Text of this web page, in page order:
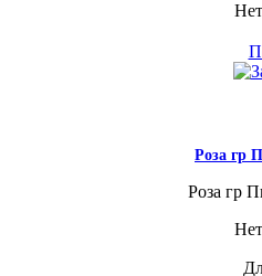
Роза гр
Роза гр